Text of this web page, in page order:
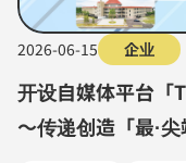
2026-06-15 企业
开设自媒体平台「
～传递创造「最·